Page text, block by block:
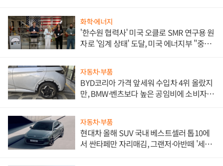
화학·에너지
'한수원 협력사' 미국 오클로 SMR 연구용 원
자로 '임계 상태' 도달, 미국 에너지부 "중요
자동차·부품
BYD코리아 가격 앞세워 수입차 4위 올랐지
만, BMW·벤츠보다 높은 공임비에 소비자
자동차·부품
현대차 올해 SUV 국내 베스트셀러 톱10에
서 싼타페만 자리매김, 그랜저·아반떼 '세단